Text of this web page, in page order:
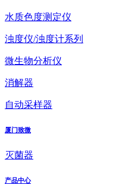
水质色度测定仪
浊度仪/浊度计系列
微生物分析仪
消解器
自动采样器
厦门致微
灭菌器
产品中心